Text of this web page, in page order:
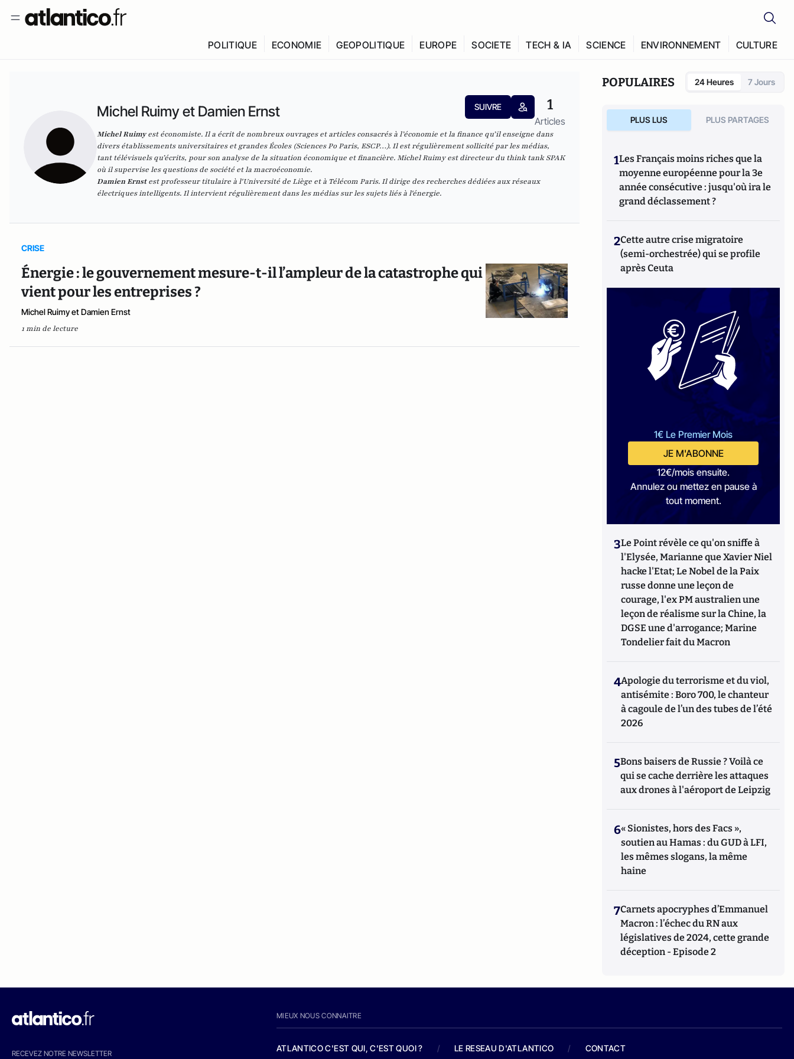
POLITIQUE ECONOMIE GEOPOLITIQUE EUROPE SOCIETE TECH & IA SCIENCE ENVIRONNEMENT CULTURE
Michel Ruimy et Damien Ernst SUIVRE 1
Articles
Michel Ruimyest économiste. Il a écrit de nombreux ouvrages et articles consacrés à l’économie et la finance qu’il enseigne dans
divers établissements universitaires et grandes Écoles (Sciences Po Paris, ESCP…). Il est régulièrement sollicité par les médias,
tant télévisuels qu’écrits, pour son analyse de la situation économique et financière. Michel Ruimy est directeur du think tank SPAK
où il supervise les questions de société et la macroéconomie.
Damien Ernstest professeur titulaire à l'Université de Liège et à Télécom Paris. Il dirige des recherches dédiées aux réseaux
électriques intelligents. Il intervient régulièrement dans les médias sur les sujets liés à l'énergie.
CRISE
Énergie : le gouvernement mesure-t-il l’ampleur de la catastrophe qui
vient pour les entreprises ?
Michel Ruimy et Damien Ernst
1 min de lecture
POPULAIRES 24 Heures 7 Jours
PLUS LUS PLUS PARTAGES
1Les Français moins riches que la
moyenne européenne pour la 3e
année consécutive : jusqu'où ira le
grand déclassement ?
2Cette autre crise migratoire
(semi-orchestrée) qui se profile
après Ceuta
1€ Le Premier Mois
JE M'ABONNE
12€/mois ensuite.
Annulez ou mettez en pause à
tout moment.
3Le Point révèle ce qu'on sniffe à
l'Elysée, Marianne que Xavier Niel
hacke l'Etat; Le Nobel de la Paix
russe donne une leçon de
courage, l'ex PM australien une
leçon de réalisme sur la Chine, la
DGSE une d'arrogance; Marine
Tondelier fait du Macron
4Apologie du terrorisme et du viol,
antisémite : Boro 700, le chanteur
à cagoule de l’un des tubes de l’été
2026
5Bons baisers de Russie ? Voilà ce
qui se cache derrière les attaques
aux drones à l'aéroport de Leipzig
6« Sionistes, hors des Facs »,
soutien au Hamas : du GUD à LFI,
les mêmes slogans, la même
haine
7Carnets apocryphes d’Emmanuel
Macron : l’échec du RN aux
législatives de 2024, cette grande
déception - Episode 2
RECEVEZ NOTRE NEWSLETTER
MIEUX NOUS CONNAITRE
ATLANTICO C'EST QUI, C'EST QUOI ? / LE RESEAU D'ATLANTICO / CONTACT